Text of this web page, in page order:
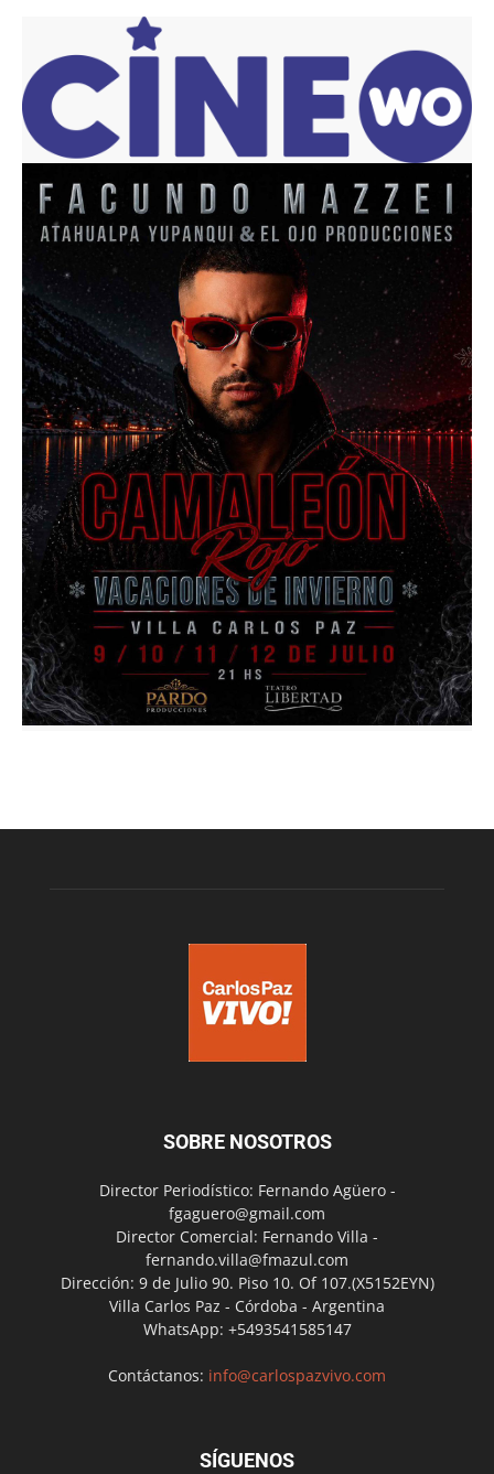
SOBRE NOSOTROS
Director Periodístico: Fernando Agüero -
fgaguero@gmail.com
Director Comercial: Fernando Villa -
fernando.villa@fmazul.com
Dirección: 9 de Julio 90. Piso 10. Of 107.(X5152EYN)
Villa Carlos Paz - Córdoba - Argentina
WhatsApp: +5493541585147
Contáctanos: info@carlospazvivo.com
SÍGUENOS